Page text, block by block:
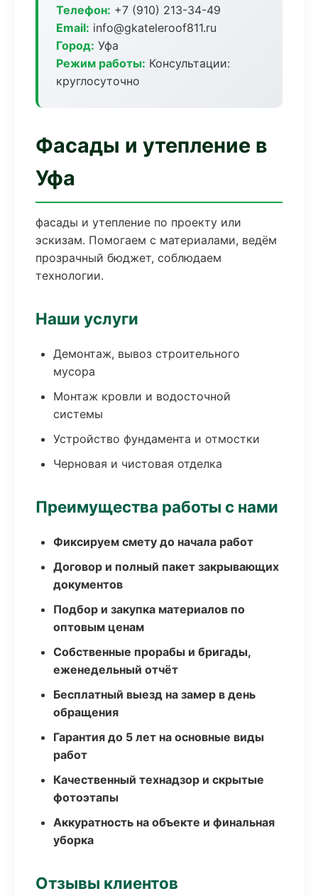
Телефон: +7 (910) 213-34-49
Email: info@gkateleroof811.ru
Город: Уфа
Режим работы: Консультации:
круглосуточно
Фасады и утепление в
Уфа
фасады и утепление по проекту или
эскизам. Помогаем с материалами, ведём
прозрачный бюджет, соблюдаем
технологии.
Наши услуги
Демонтаж, вывоз строительного
мусора
Монтаж кровли и водосточной
системы
Устройство фундамента и отмостки
Черновая и чистовая отделка
Преимущества работы с нами
Фиксируем смету до начала работ
Договор и полный пакет закрывающих
документов
Подбор и закупка материалов по
оптовым ценам
Собственные прорабы и бригады,
еженедельный отчёт
Бесплатный выезд на замер в день
обращения
Гарантия до 5 лет на основные виды
работ
Качественный технадзор и скрытые
фотоэтапы
Аккуратность на объекте и финальная
уборка
Отзывы клиентов